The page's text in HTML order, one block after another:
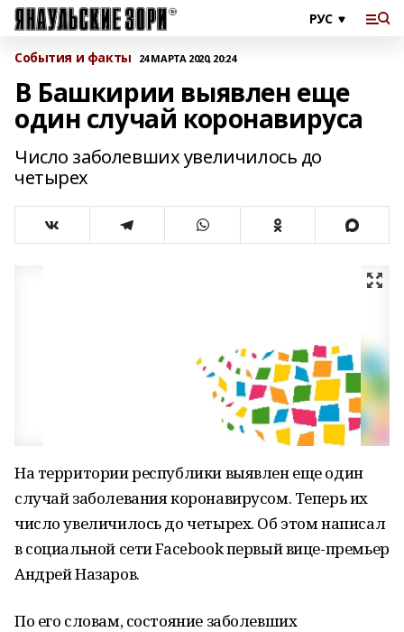
События и факты 24 МАРТА 2020, 20:24
В Башкирии выявлен еще
один случай коронавируса
Число заболевших увеличилось до
четырех
На территории республики выявлен еще один
случай заболевания коронавирусом. Теперь их
число увеличилось до четырех. Об этом написал
в социальной сети Facebook первый вице-премьер
Андрей Назаров.
По его словам, состояние заболевших